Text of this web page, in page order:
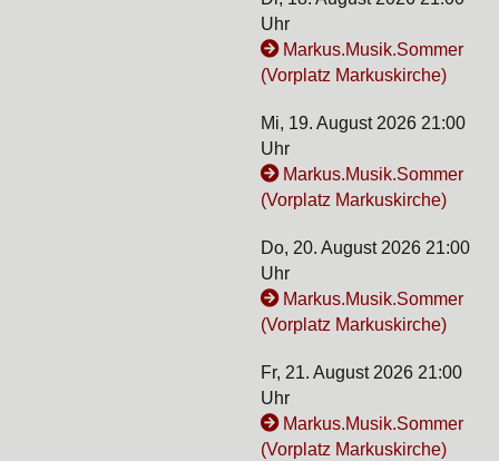
Uhr
Markus.Musik.Sommer
(Vorplatz Markuskirche)
Mi, 19. August 2026 21:00
Uhr
Markus.Musik.Sommer
(Vorplatz Markuskirche)
Do, 20. August 2026 21:00
Uhr
Markus.Musik.Sommer
(Vorplatz Markuskirche)
Fr, 21. August 2026 21:00
Uhr
Markus.Musik.Sommer
(Vorplatz Markuskirche)